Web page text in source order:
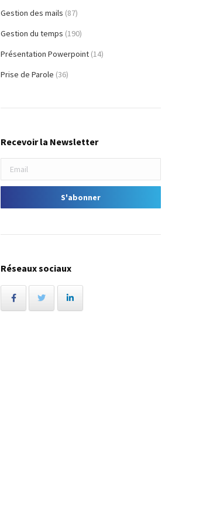
Gestion des mails (87)
Gestion du temps (190)
Présentation Powerpoint (14)
Prise de Parole (36)
Recevoir la Newsletter
Réseaux sociaux